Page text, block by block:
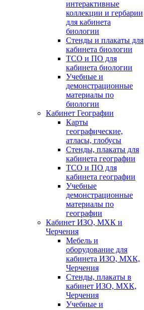
интерактивные
коллекции и гербарии
для кабинета
биологии
Стенды и плакаты для
кабинета биологии
ТСО и ПО для
кабинета биологии
Учебные и
демонстрационные
материалы по
биологии
Кабинет Географии
Карты
географические,
атласы, глобусы
Стенды, плакаты для
кабинета географии
ТСО и ПО для
кабинета географии
Учебные
демонстрационные
материалы по
географии
Кабинет ИЗО, МХК и
Черчения
Мебель и
оборудование для
кабинета ИЗО, МХК,
Черчения
Стенды, плакаты в
кабинет ИЗО, МХК,
Черчения
Учебные и